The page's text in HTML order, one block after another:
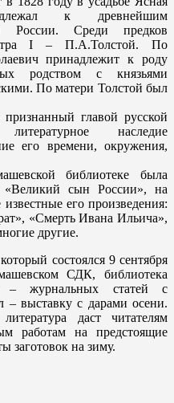
к древнейшим
России. Среди предков
I – П.А.Толстой. По
принадлежит к роду
родством с князьями
По матери Толстой был
главой русской
наследие
его времени, окружения,
библиотеке была
«Великий сын России», на
его произведения:
«Смерть Ивана Ильича»,
другие.
состоялся 9 сентября
СДК, библиотека
– журнальных статей с
– выставку с дарами осени.
даст читателям
работам на предстоящие
заготовок на зиму.